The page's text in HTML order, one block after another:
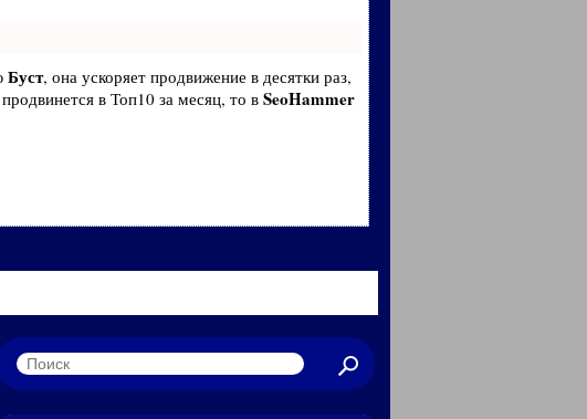
Буст, она ускоряет продвижение в десятки раз,
в Топ10 за месяц, то в SeoHammer